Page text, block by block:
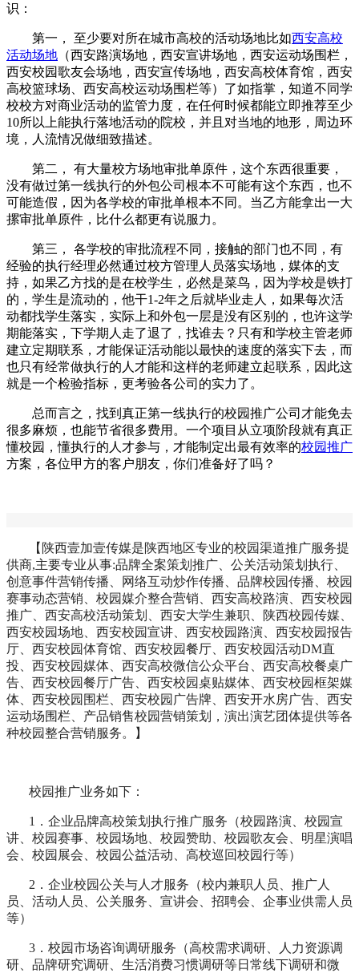
识：
第一， 至少要对所在城市高校的活动场地比如西安高校
活动场地 （西安路演场地，西安宣讲场地，西安运动场围栏，
西安校园歌友会场地，西安宣传场地，西安高校体育馆，西安
高校篮球场、西安高校运动场围栏等）了如指掌，知道不同学
校校方对商业活动的监管力度，在任何时候都能立即推荐至少
10所以上能执行落地活动的院校，并且对当地的地形，周边环
境，人流情况做细致描述。
第二， 有大量校方场地审批单原件，这个东西很重要，
没有做过第一线执行的外包公司根本不可能有这个东西，也不
可能造假，因为各学校的审批单根本不同。当乙方能拿出一大
摞审批单原件，比什么都更有说服力。
第三， 各学校的审批流程不同，接触的部门也不同，有
经验的执行经理必然通过校方管理人员落实场地，媒体的支
持，如果乙方找的是在校学生，必然是菜鸟，因为学校是铁打
的，学生是流动的，他干1-2年之后就毕业走人，如果每次活
动都找学生落实，实际上和外包一层是没有区别的，也许这学
期能落实，下学期人走了退了，找谁去？只有和学校主管老师
建立定期联系，才能保证活动能以最快的速度的落实下去，而
也只有经常做执行的人才能和这样的老师建立起联系，因此这
就是一个检验指标，更考验各公司的实力了。
总而言之，找到真正第一线执行的校园推广公司才能免去
很多麻烦，也能节省很多费用。一个项目从立项阶段就有真正
懂校园，懂执行的人才参与，才能制定出最有效率的校园推广
方案，各位甲方的客户朋友，你们准备好了吗？
【陕西壹加壹传媒是陕西地区专业的校园渠道推广服务提
供商,主要专业从事:品牌全案策划推广、公关活动策划执行、
创意事件营销传播、网络互动炒作传播、品牌校园传播、校园
赛事动态营销、校园媒介整合营销、西安高校路演、西安校园
推广、西安高校活动策划、西安大学生兼职、陕西校园传媒、
西安校园场地、西安校园宣讲、西安校园路演、西安校园报告
厅、西安校园体育馆、西安校园餐厅、西安校园活动DM直
投、西安校园媒体、西安高校微信公众平台、西安高校餐桌广
告、西安校园餐厅广告、西安校园桌贴媒体、西安校园框架媒
体、西安校园围栏、西安校园广告牌、西安开水房广告、西安
运动场围栏、产品销售校园营销策划，演出演艺团体提供等各
种校园整合营销服务。】
校园推广业务如下：
1．企业品牌高校策划执行推广服务（校园路演、校园宣
讲、校园赛事、校园场地、校园赞助、校园歌友会、明星演唱
会、校园展会、校园公益活动、高校巡回校园行等）
2．企业校园公关与人才服务（校内兼职人员、推广人
员、活动人员、公关服务、宣讲会、招聘会、企事业供需人员
等）
3．校园市场咨询调研服务（高校需求调研、人力资源调
研、品牌研究调研、生活消费习惯调研等日常线下调研和微